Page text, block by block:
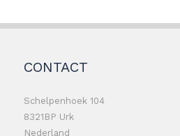
CONTACT
Schelpenhoek 104
8321BP Urk
Nederland